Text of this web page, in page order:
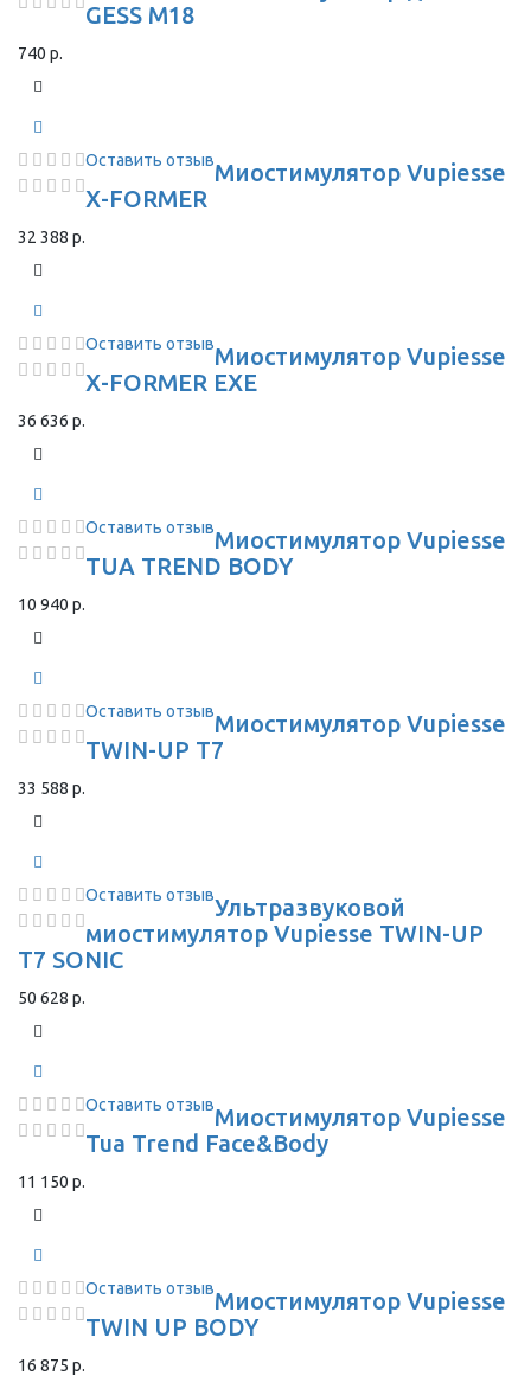
GESS M18
740 р.
Оставить отзывМиостимулятор Vupiesse
X-FORMER
32 388 р.
Оставить отзывМиостимулятор Vupiesse
X-FORMER EXE
36 636 р.
Оставить отзывМиостимулятор Vupiesse
TUA TREND BODY
10 940 р.
Оставить отзывМиостимулятор Vupiesse
TWIN-UP T7
33 588 р.
Оставить отзывУльтразвуковой
миостимулятор Vupiesse TWIN-UP
T7 SONIC
50 628 р.
Оставить отзывМиостимулятор Vupiesse
Tua Trend Face&Body
11 150 р.
Оставить отзывМиостимулятор Vupiesse
TWIN UP BODY
16 875 р.